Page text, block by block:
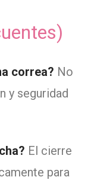
correa? No
y seguridad
El cierre
para